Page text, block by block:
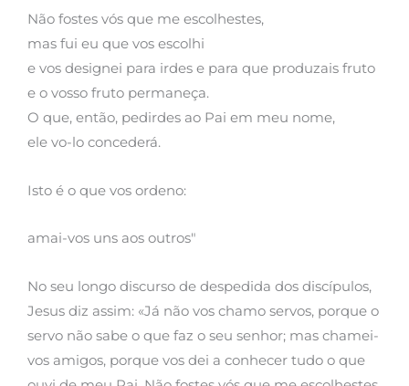
Não fostes vós que me escolhestes,
mas fui eu que vos escolhi
e vos designei para irdes e para que produzais fruto
e o vosso fruto permaneça.
O que, então, pedirdes ao Pai em meu nome,
ele vo-lo concederá.
Isto é o que vos ordeno:
amai-vos uns aos outros"
No seu longo discurso de despedida dos discípulos,
Jesus diz assim: «Já não vos chamo servos, porque o
servo não sabe o que faz o seu senhor; mas chamei-
vos amigos, porque vos dei a conhecer tudo o que